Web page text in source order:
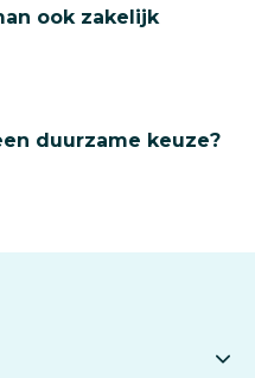
voor zakelijke
ook zakelijk
zonder lokale CO₂-
duurzame keuze?